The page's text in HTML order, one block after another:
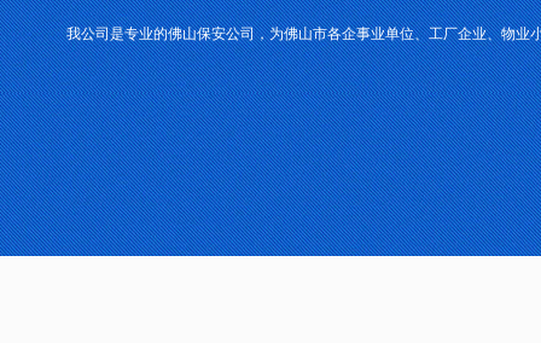
我公司是专业的佛山保安公司，为佛山市各企事业单位、工厂企业、物